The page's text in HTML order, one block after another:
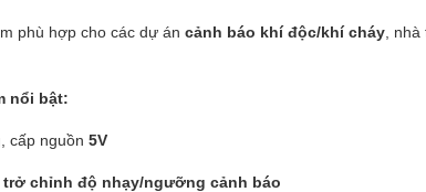
phù hợp cho các dự án cảnh báo khí độc/khí cháy ,
nổi bật:
cấp nguồn 5V
trở chỉnh độ nhạy/ngưỡng cảnh báo